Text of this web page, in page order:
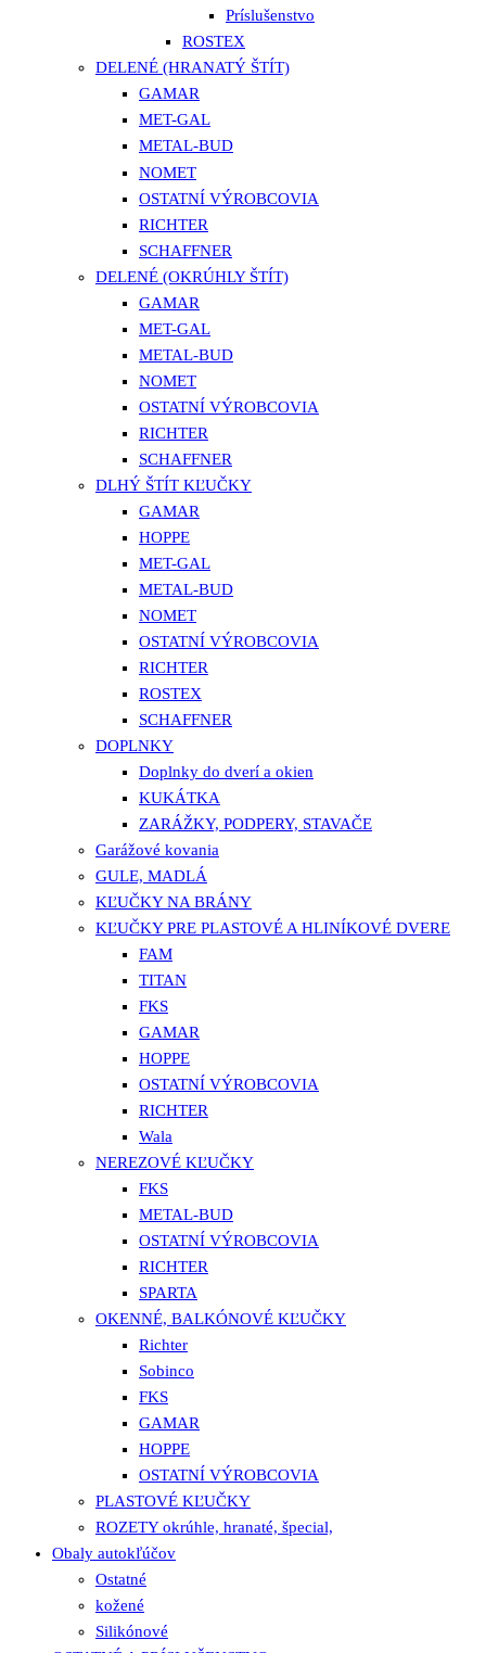
Príslušenstvo
ROSTEX
DELENÉ (HRANATÝ ŠTÍT)
GAMAR
MET-GAL
METAL-BUD
NOMET
OSTATNÍ VÝROBCOVIA
RICHTER
SCHAFFNER
DELENÉ (OKRÚHLY ŠTÍT)
GAMAR
MET-GAL
METAL-BUD
NOMET
OSTATNÍ VÝROBCOVIA
RICHTER
SCHAFFNER
DLHÝ ŠTÍT KĽUČKY
GAMAR
HOPPE
MET-GAL
METAL-BUD
NOMET
OSTATNÍ VÝROBCOVIA
RICHTER
ROSTEX
SCHAFFNER
DOPLNKY
Doplnky do dverí a okien
KUKÁTKA
ZARÁŽKY, PODPERY, STAVAČE
Garážové kovania
GULE, MADLÁ
KĽUČKY NA BRÁNY
KĽUČKY PRE PLASTOVÉ A HLINÍKOVÉ DVERE
FAM
TITAN
FKS
GAMAR
HOPPE
OSTATNÍ VÝROBCOVIA
RICHTER
Wala
NEREZOVÉ KĽUČKY
FKS
METAL-BUD
OSTATNÍ VÝROBCOVIA
RICHTER
SPARTA
OKENNÉ, BALKÓNOVÉ KĽUČKY
Richter
Sobinco
FKS
GAMAR
HOPPE
OSTATNÍ VÝROBCOVIA
PLASTOVÉ KĽUČKY
ROZETY okrúhle, hranaté, špecial,
Obaly autokľúčov
Ostatné
kožené
Silikónové